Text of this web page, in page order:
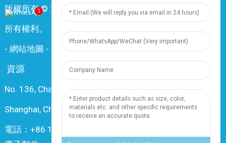
版權所有 © 2024 上海鼎尊電氣電纜股份有限公司。保留
所有權利。
- 網站地圖 - Resource
資源
No. 136, Changxiang Rd., Nanxiang Town, 201802,
Shanghai, China
電話：+86 18019377761
1